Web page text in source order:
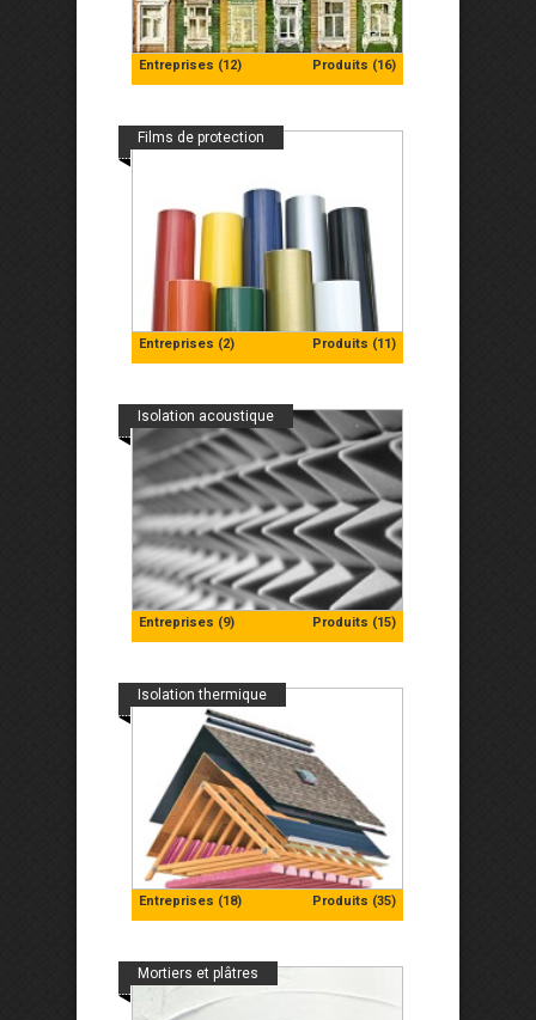
Entreprises (12) Produits (16)
Entreprises (2) Produits (11)
Films de protection
Entreprises (9) Produits (15)
Isolation acoustique
Entreprises (18) Produits (35)
Isolation thermique
Mortiers et plâtres